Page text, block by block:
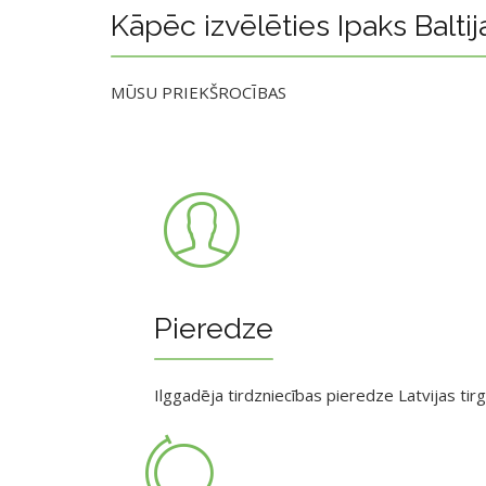
Kāpēc izvēlēties Ipaks
MŪSU PRIEKŠROCĪBAS
Pieredze
Ilggadēja tirdzniecības pieredze Latvijas